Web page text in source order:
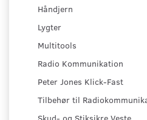
Håndjern
Lygter
Multitools
Radio Kommunikation
Peter Jones Klick-Fast
Tilbehør til